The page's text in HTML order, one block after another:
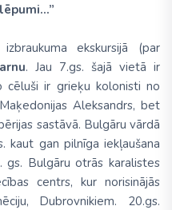
ekskursijā (par
. Jau 7.gs. šajā vietā ir
cēluši ir grieķu kolonisti no
Aleksandrs, bet
sastāvā. Bulgāru vārdā
kaut gan pilnīga iekļaušana
gs. Bulgāru otrās karalistes
centrs, kur norisinājās
Dubrovnikiem. 20.gs.